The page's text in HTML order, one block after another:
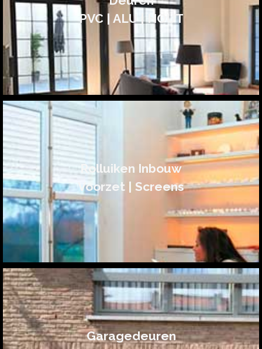
PVC | ALU | HOUT
Rolluiken Inbouw
Voorzet | Screens
Garagedeuren